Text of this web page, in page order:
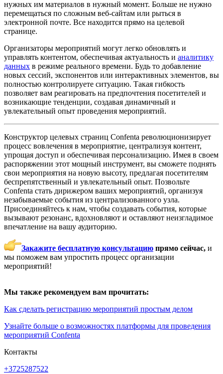
нужных им материалов в нужный момент. Больше не нужно
перемещаться по сложным веб-сайтам или рыться в
электронной почте. Все находится прямо на целевой
странице.
Организаторы мероприятий могут легко обновлять и
управлять контентом, обеспечивая актуальность и аналитику
данных в режиме реального времени. Будь то добавление
новых сессий, экспонентов или интерактивных элементов, вы
полностью контролируете ситуацию. Такая гибкость
позволяет вам реагировать на предпочтения посетителей и
возникающие тенденции, создавая динамичный и
увлекательный опыт проведения мероприятий.
Конструктор целевых страниц Confenta революционизирует
процесс вовлечения в мероприятие, централизуя контент,
упрощая доступ и обеспечивая персонализацию. Имея в своем
распоряжении этот мощный инструмент, вы сможете поднять
свои мероприятия на новую высоту, предлагая посетителям
беспрепятственный и увлекательный опыт. Позвольте
Confenta стать дирижером ваших мероприятий, организуя
незабываемые события из централизованного узла.
Присоединяйтесь к нам, чтобы создавать события, которые
вызывают резонанс, вдохновляют и оставляют неизгладимое
впечатление на вашу аудиторию.
Закажите бесплатную консультацию прямо сейчас, и
мы поможем вам упростить процесс организации
мероприятий!
Мы также рекомендуем вам прочитать:
Как сделать регистрацию мероприятий простым делом
Узнайте больше о возможностях платформы для проведения
мероприятий Confenta
Контакты
+3725287522